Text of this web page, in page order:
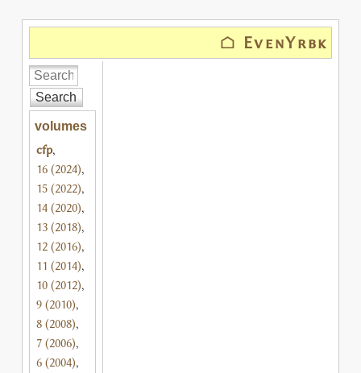
⌂ EvenYrbk
Search
volumes
cfp,
16 (2024),
15 (2022),
14 (2020),
13 (2018),
12 (2016),
11 (2014),
10 (2012),
9 (2010),
8 (2008),
7 (2006),
6 (2004),